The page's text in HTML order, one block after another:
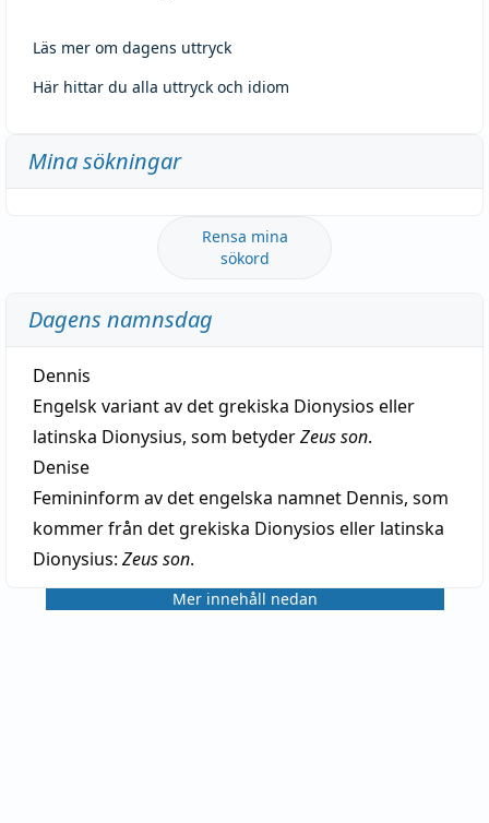
Läs mer om dagens uttryck
Här hittar du alla uttryck och idiom
Mina sökningar
Rensa mina
sökord
Dagens namnsdag
Dennis
Engelsk variant av det grekiska Dionysios eller
latinska Dionysius, som betyderZeus son.
Denise
Femininform av det engelska namnet Dennis, som
kommer från det grekiska Dionysios eller latinska
Dionysius: Zeus son.
Mer innehåll nedan